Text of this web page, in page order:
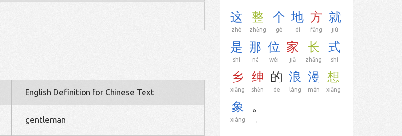
English Definition for Chinese Text
gentleman
这
zhè
整
zhěng
个
gè
地
dì
方
fāng
就
jiù
是
shì
那
nà
位
wèi
家
jiā
长
zhǎng
式
shì
乡
xiāng
绅
shēn
的
de
浪
làng
漫
màn
想
xiǎng
象
xiàng
。